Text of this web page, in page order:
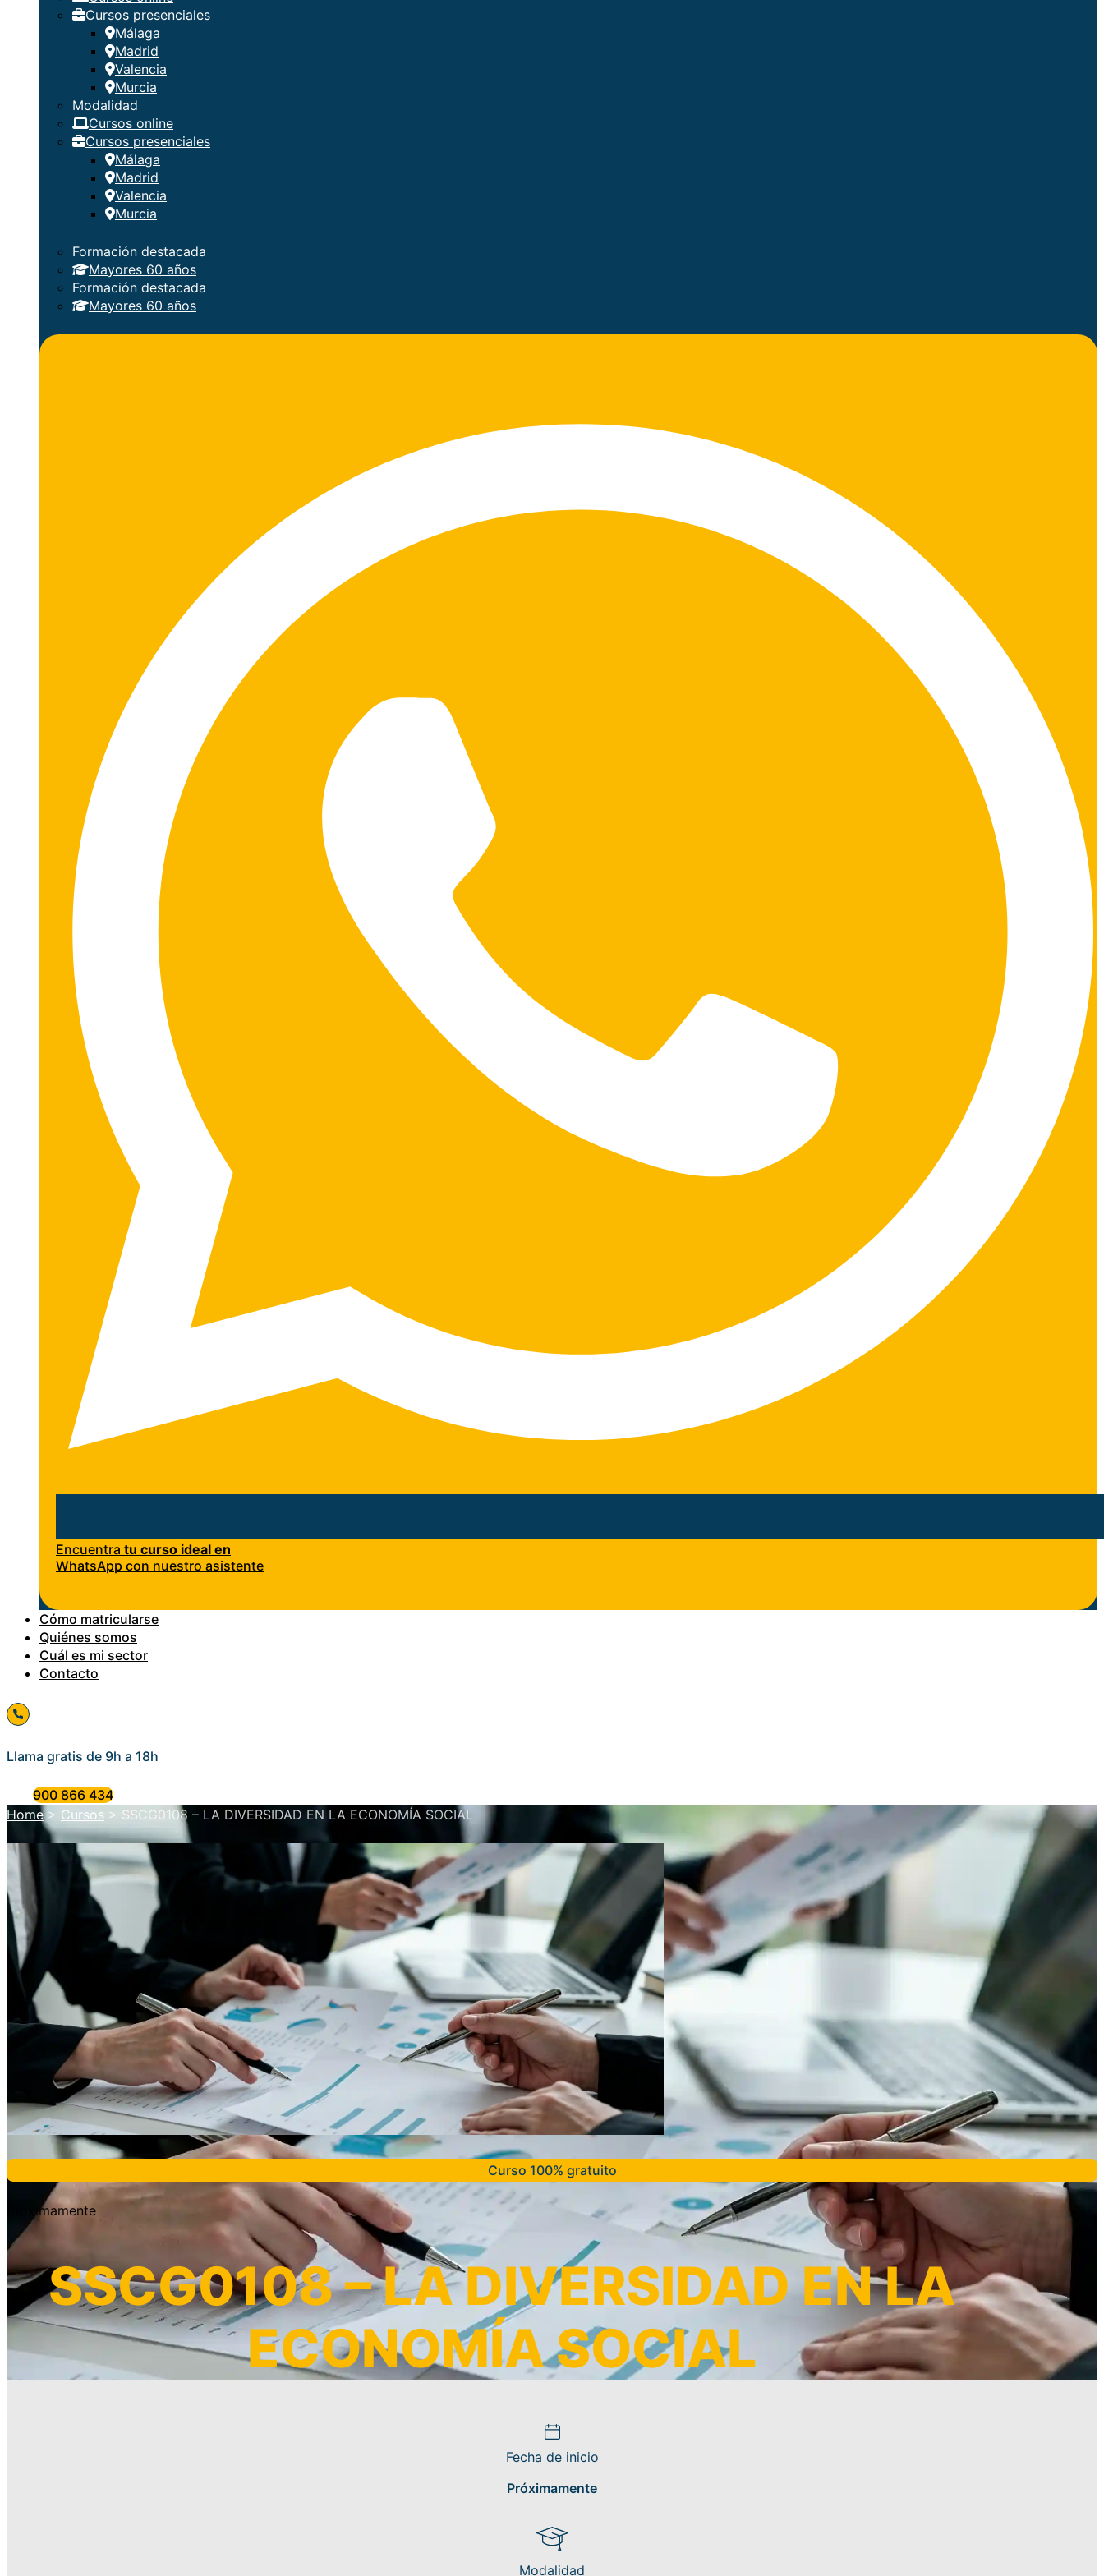
Cursos presenciales
Málaga
Madrid
Valencia
Murcia
Modalidad
Cursos online
Cursos presenciales
Málaga
Madrid
Valencia
Murcia
Formación destacada
Mayores 60 años
Formación destacada
Mayores 60 años
Encuentra tu curso ideal en
WhatsApp con nuestro asistente
Cómo matricularse
Quiénes somos
Cuál es mi sector
Contacto
Llama gratis de 9h a 18h
900 866 434
Home > Cursos > SSCG0108 – LA DIVERSIDAD EN LA ECONOMÍA SOCIAL
Curso 100% gratuito
Próximamente
SSCG0108 – LA DIVERSIDAD EN LA
ECONOMÍA SOCIAL
Fecha de inicio
Próximamente
Modalidad